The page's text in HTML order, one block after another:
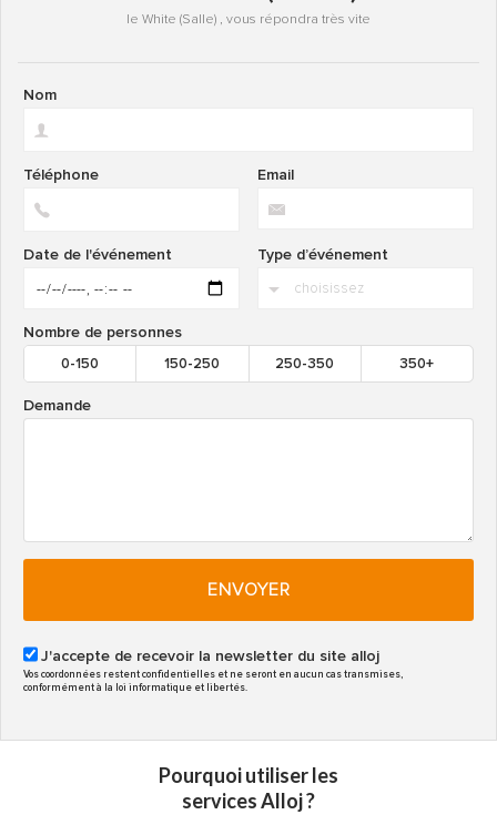
le White (Salle) , vous répondra très vite
Nom
Email
Téléphone
Type d’événement
Date de l'événement
Nombre de personnes
0-150 150-250 250-350 350+
Demande
ENVOYER
J'accepte de recevoir la newsletter du site alloj
Vos coordonnées restent confidentielles et ne seront en aucun cas transmises,
conformément à la loi informatique et libertés.
Pourquoi utiliser les
services Alloj ?